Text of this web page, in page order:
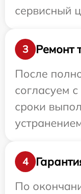
сервисный
3
Ремонт
После
согласуем
сроки
4
По